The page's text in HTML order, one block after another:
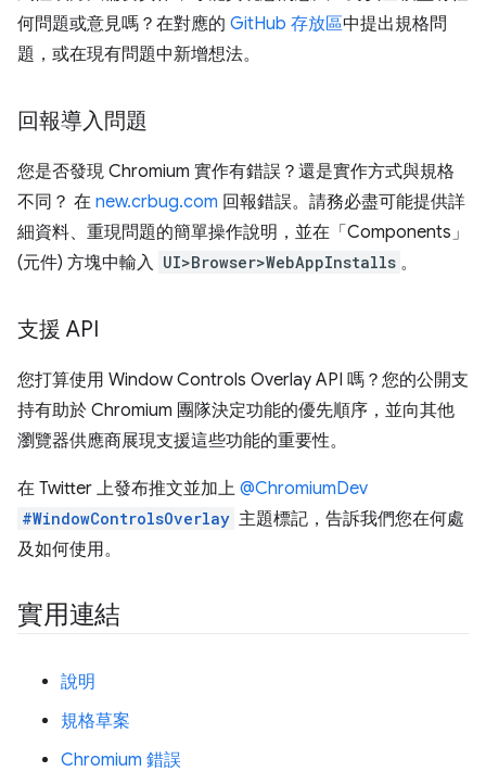
何問題或意見嗎？在對應的 GitHub 存放區中提出規格問
題，或在現有問題中新增想法。
回報導入問題
您是否發現 Chromium 實作有錯誤？還是實作方式與規格
不同？ 在 new.crbug.com 回報錯誤。請務必盡可能提供詳
細資料、重現問題的簡單操作說明，並在「Components」
(元件) 方塊中輸入 UI>Browser>WebAppInstalls 。
支援 API
您打算使用 Window Controls Overlay API 嗎？您的公開支
持有助於 Chromium 團隊決定功能的優先順序，並向其他
瀏覽器供應商展現支援這些功能的重要性。
在 Twitter 上發布推文並加上 @ChromiumDev
#WindowControlsOverlay 主題標記，告訴我們您在何處
及如何使用。
實用連結
說明
規格草案
Chromium 錯誤